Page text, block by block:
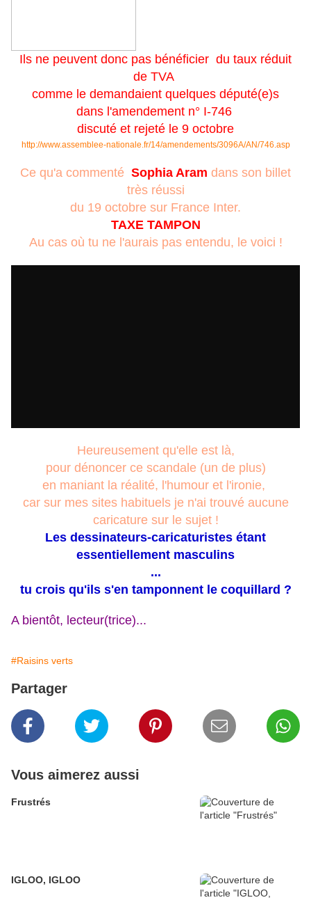
Ils ne peuvent donc pas bénéficier du taux réduit
de TVA
comme le demandaient quelques député(e)s
dans l'amendement n° I-746
discuté et rejeté le 9 octobre
http://www.assemblee-nationale.fr/14/amendements/3096A/AN/746.asp
Ce qu'a commenté Sophia Aram dans son billet
très réussi
du 19 octobre sur France Inter.
TAXE TAMPON
Au cas où tu ne l'aurais pas entendu, le voici !
Heureusement qu'elle est là,
pour dénoncer ce scandale (un de plus)
en maniant la réalité, l'humour et l'ironie,
car sur mes sites habituels je n'ai trouvé aucune
caricature sur le sujet !
Les dessinateurs-caricaturistes étant
essentiellement masculins
...
tu crois qu'ils s'en tamponnent le coquillard ?
A bientôt, lecteur(trice)...
#Raisins verts
Partager
Vous aimerez aussi
Frustrés
IGLOO, IGLOO